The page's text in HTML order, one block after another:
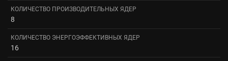
КОЛИЧЕСТВО ПРОИЗВОДИТЕЛЬНЫХ ЯДЕР
8
КОЛИЧЕСТВО ЭНЕРГОЭФФЕКТИВНЫХ ЯДЕР
16